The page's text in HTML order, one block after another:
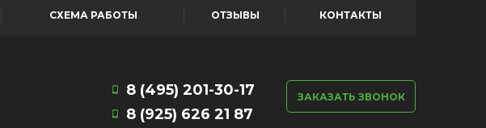
СХЕМА РАБОТЫ ОТЗЫВЫ КОНТАКТЫ
8 (495) 201-30-17
8 (925) 626 21 87
ЗАКАЗАТЬ ЗВОНОК